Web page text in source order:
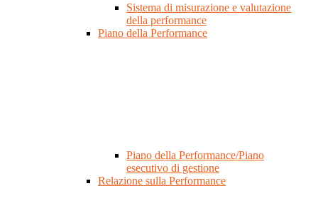
Sistema di misurazione e valutazione
della performance
Piano della Performance
Piano della Performance/Piano
esecutivo di gestione
Relazione sulla Performance